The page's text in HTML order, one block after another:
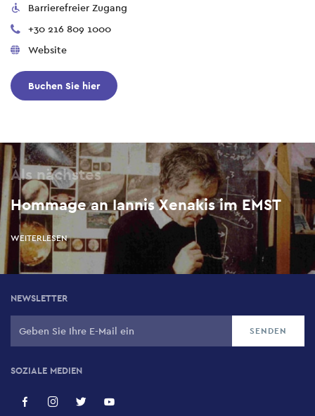
Barrierefreier Zugang
+30 216 809 1000
Website
Buchen Sie hier
Als nächstes
Hommage an Iannis Xenakis im EMST
WEITERLESEN
NEWSLETTER
SOZIALE MEDIEN